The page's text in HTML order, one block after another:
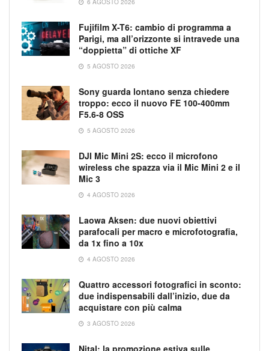
Fujifilm X-T6: cambio di programma a
Parigi, ma all’orizzonte si intravede una
“doppietta” di ottiche XF
5 AGOSTO 2026
Sony guarda lontano senza chiedere
troppo: ecco il nuovo FE 100-400mm
F5.6-8 OSS
5 AGOSTO 2026
DJI Mic Mini 2S: ecco il microfono
wireless che spazza via il Mic Mini 2 e il
Mic 3
4 AGOSTO 2026
Laowa Aksen: due nuovi obiettivi
parafocali per macro e microfotografia,
da 1x fino a 10x
4 AGOSTO 2026
Quattro accessori fotografici in sconto:
due indispensabili dall’inizio, due da
acquistare con più calma
3 AGOSTO 2026
Nital: la promozione estiva sulle